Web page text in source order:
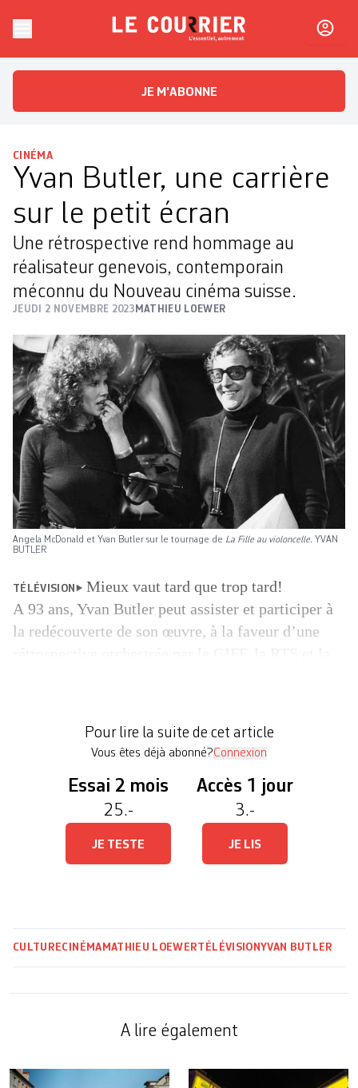
Le CourrierL'essentiel, autrement
JE M'ABONNE
CINÉMA
Yvan Butler, une carrière
sur le petit écran
Une rétrospective rend hommage au
réalisateur genevois, contemporain
méconnu du Nouveau cinéma suisse.
JEUDI 2 NOVEMBRE 2023 MATHIEU LOEWER
Angela McDonald et Yvan Butler sur le tournage de La Fille au violoncelle. YVAN
BUTLER
TÉLÉVISION
Mieux vaut tard que trop tard!
A 93 ans, Yvan Butler peut assister et participer à
la redécouverte de son œuvre, à la ­faveur d’une
Pour lire la suite de cet article
Vous êtes déjà abonné?Connexion
Essai 2 mois
25.-
JE TESTE
Accès 1 jour
3.-
JE LIS
CULTURECINÉMA MATHIEU LOEWERTÉLÉVISIONYVAN BUTLER
A lire également